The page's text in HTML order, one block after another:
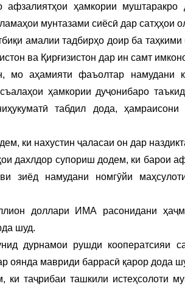
афзалиятҳои ҳамкории
мунтазами сиёсӣ дар сатҳҳои
амалии тадбирҳо доир ба
ва Қирғизистон дар ин самт
мо аҳамияти фаъолтар намудани
ҳамкории дуҷонибаро
табдил дода,
ки нахустин ҷаласаи он дар
дахлдор супориш додем, ки барои
зиёд намудани номгӯйи
доллари ИМА расонидани
шуд.
дурнамои рушди кооператсияи
оянда мавриди баррасӣ қарор дода
ки таҷрибаи ташкили истеҳсолоти